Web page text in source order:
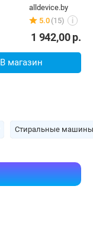
alldevice.by
5.0 (15) i
1 942,00р.
В магазин
Стиральные машины